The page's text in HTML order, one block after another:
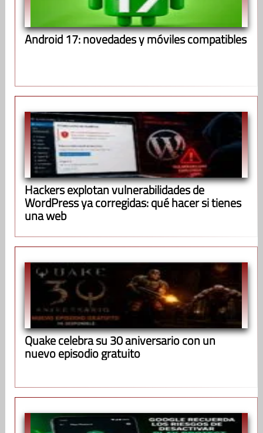
Android 17: novedades y móviles compatibles
Hackers explotan vulnerabilidades de
WordPress ya corregidas: qué hacer si tienes
una web
Quake celebra su 30 aniversario con un
nuevo episodio gratuito